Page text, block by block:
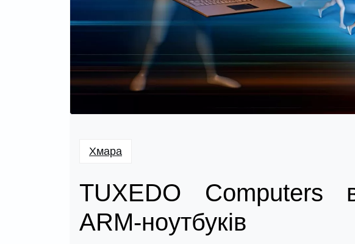
Хмара
TUXEDO Computers
ARM-ноутбуків